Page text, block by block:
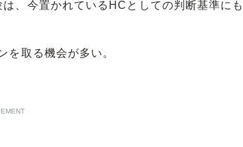
、今置かれているHCとしての判断基準にも
取る機会が多い。